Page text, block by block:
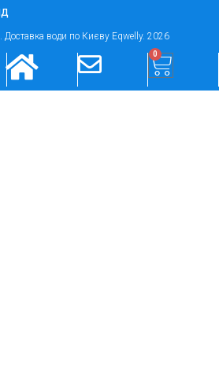
Доставка води по Києву Eqwelly. 2026
0